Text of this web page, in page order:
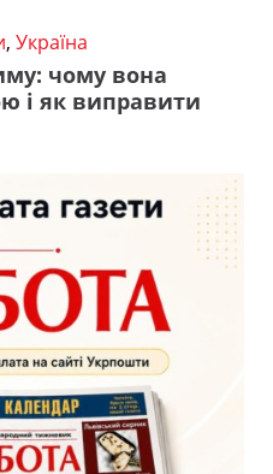
, Україна
чому вона
і як виправити